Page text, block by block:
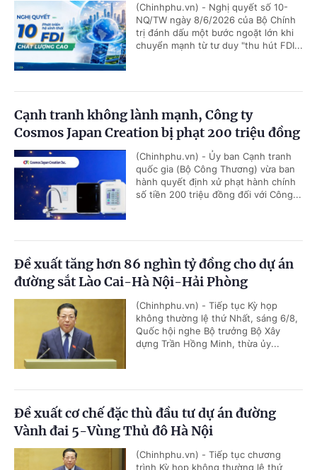
(Chinhphu.vn) - Nghị quyết số 10-
NQ/TW ngày 8/6/2026 của Bộ Chính
trị đánh dấu một bước ngoặt lớn khi
chuyển mạnh từ tư duy "thu hút FDI...
Cạnh tranh không lành mạnh, Công ty
Cosmos Japan Creation bị phạt 200 triệu đồng
(Chinhphu.vn) - Ủy ban Cạnh tranh
quốc gia (Bộ Công Thương) vừa ban
hành quyết định xử phạt hành chính
số tiền 200 triệu đồng đối với Công...
Đề xuất tăng hơn 86 nghìn tỷ đồng cho dự án
đường sắt Lào Cai-Hà Nội-Hải Phòng
(Chinhphu.vn) - Tiếp tục Kỳ họp
không thường lệ thứ Nhất, sáng 6/8,
Quốc hội nghe Bộ trưởng Bộ Xây
dựng Trần Hồng Minh, thừa ủy...
Đề xuất cơ chế đặc thù đầu tư dự án đường
Vành đai 5-Vùng Thủ đô Hà Nội
(Chinhphu.vn) - Tiếp tục chương
trình Kỳ họp không thường lệ thứ